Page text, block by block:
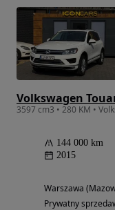
Volkswagen
3597 cm3 • 280 KM •
144 000 km
2015
Warszawa
Prywatny